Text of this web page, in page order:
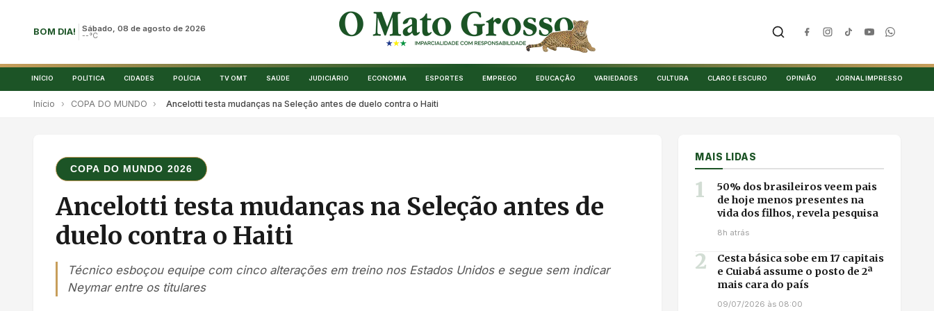
BOM DIA! Sábado, 08 de agosto de 2026
--°C
INÍCIO POLÍTICA CIDADES POLÍCIA TV OMT SAÚDE JUDICIÁRIO ECONOMIA ESPORTES EMPREGO EDUCAÇÃO VARIEDADES CULTURA CLARO E ESCURO OPINIÃO JORNAL IMPRESSO
Início › COPA DO MUNDO › Ancelotti testa mudanças na Seleção antes de duelo contra o Haiti
COPA DO MUNDO 2026
Ancelotti testa mudanças na Seleção antes de
duelo contra o Haiti
Técnico esboçou equipe com cinco alterações em treino nos Estados Unidos e segue sem indicar
Neymar entre os titulares
MAIS LIDAS
1
50% dos brasileiros veem pais
de hoje menos presentes na
vida dos filhos, revela pesquisa
8h atrás
2
Cesta básica sobe em 17 capitais
e Cuiabá assume o posto de 2ª
mais cara do país
09/07/2026 às 08:00